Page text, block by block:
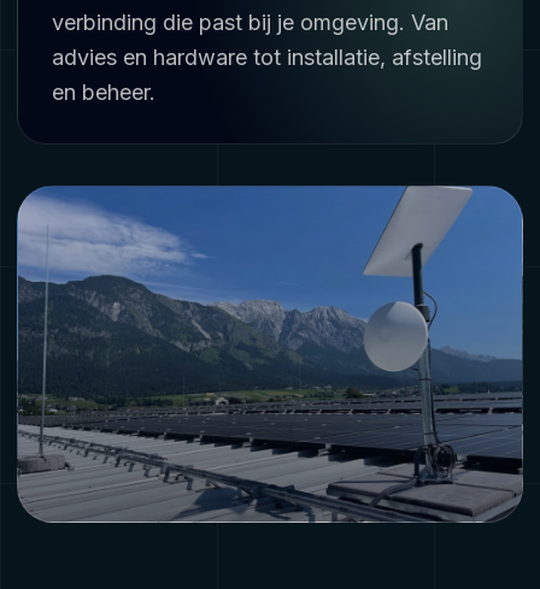
verbinding die past bij je omgeving. Van
advies en hardware tot installatie, afstelling
en beheer.